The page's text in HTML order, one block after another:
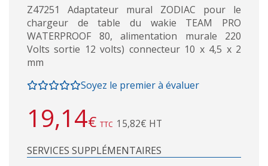
Z47251 Adaptateur mural ZODIAC pour le
chargeur de table du wakie TEAM PRO
WATERPROOF 80, alimentation murale 220
Volts sortie 12 volts) connecteur 10 x 4,5 x 2
mm
Soyez le premier à évaluer
19,14€ TTC 15,82€ HT
SERVICES SUPPLÉMENTAIRES